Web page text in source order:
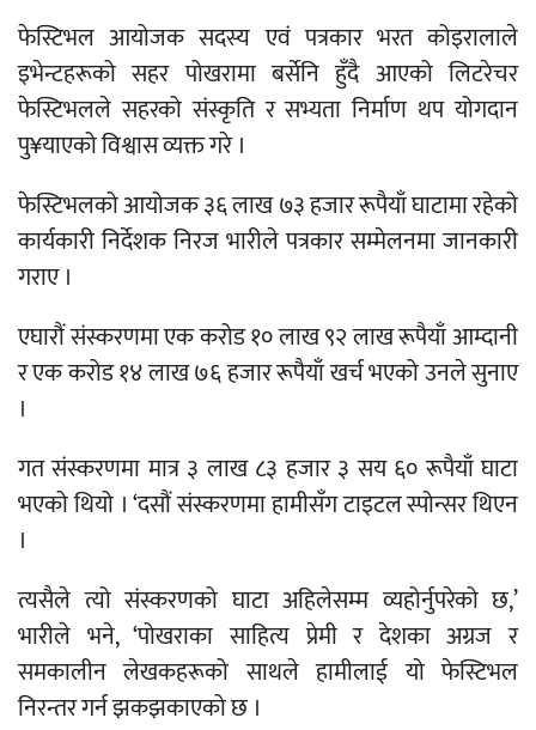
फेस्टिभल आयोजक सदस्य एवं पत्रकार भरत कोइरालाले
इभेन्टहरूको सहर पोखरामा बर्सेनि हुँदै आएको लिटरेचर
फेस्टिभलले सहरको संस्कृति र सभ्यता निर्माण थप योगदान
पु¥याएको विश्वास व्यक्त गरे ।
फेस्टिभलको आयोजक ३६ लाख ७३ हजार रूपैयाँ घाटामा रहेको
कार्यकारी निर्देशक निरज भारीले पत्रकार सम्मेलनमा जानकारी
गराए ।
एघारौं संस्करणमा एक करोड १० लाख ९२ लाख रूपैयाँ आम्दानी
र एक करोड १४ लाख ७६ हजार रूपैयाँ खर्च भएको उनले सुनाए
।
गत संस्करणमा मात्र ३ लाख ८३ हजार ३ सय ६० रूपैयाँ घाटा
भएको थियो । ‘दसौं संस्करणमा हामीसँग टाइटल स्पोन्सर थिएन
।
त्यसैले त्यो संस्करणको घाटा अहिलेसम्म व्यहोर्नुपरेको छ,’
भारीले भने, ‘पोखराका साहित्य प्रेमी र देशका अग्रज र
समकालीन लेखकहरूको साथले हामीलाई यो फेस्टिभल
निरन्तर गर्न झकझकाएको छ ।